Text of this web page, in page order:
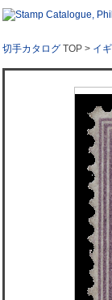
切手カタログ TOP > イ